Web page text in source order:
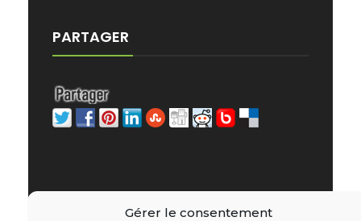
Gérer le consentement
PARTAGER